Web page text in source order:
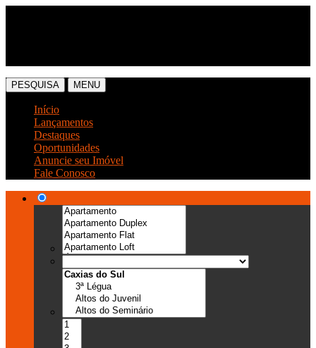
PESQUISA MENU
Início
Lançamentos
Destaques
Oportunidades
Anuncie seu Imóvel
Fale Conosco